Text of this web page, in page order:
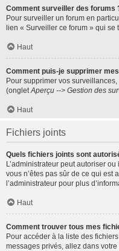
Comment surveiller des forums
Pour surveiller un forum en
lien « Surveiller ce forum » qui se
Haut
Comment puis-je supprimer
Pour supprimer vos
(ongletAperçu --> Gestion des
Haut
Fichiers joints
Quels fichiers joints sont
L’administrateur peut autoriser
vous n’êtes pas sûr de ce qui est
l’administrateur pour plus
Haut
Comment trouver tous mes
Pour accéder à la liste des
messages privés, allez dans